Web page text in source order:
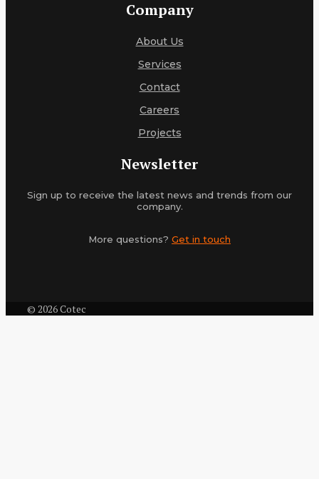
Company
About Us
Services
Contact
Careers
Projects
Newsletter
Sign up to receive the latest news and trends from our
company.
More questions? Get in touch
© 2026 Cotec